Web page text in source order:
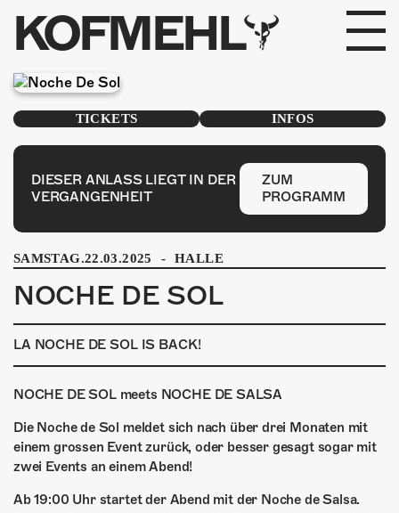
KOFMEHL
PROGRAMM
FABRIKGEFLÜSTER
GALERIE
FOTOGALERIE
PHOTOMAT
INFOS
KONTAKT
ÜBER UNS
GÖNNEREI
SHOP
TICKETS INFOS
DIESER ANLASS LIEGT IN DER
VERGANGENHEIT
ZUM
PROGRAMM
SAMSTAG.22.03.2025 - HALLE
NOCHE DE SOL
LA NOCHE DE SOL IS BACK!
NOCHE DE SOL meets NOCHE DE SALSA
Die Noche de Sol meldet sich nach über drei Monaten mit
einem grossen Event zurück, oder besser gesagt sogar mit
zwei Events an einem Abend!
Ab 19:00 Uhr startet der Abend mit der Noche de Salsa.